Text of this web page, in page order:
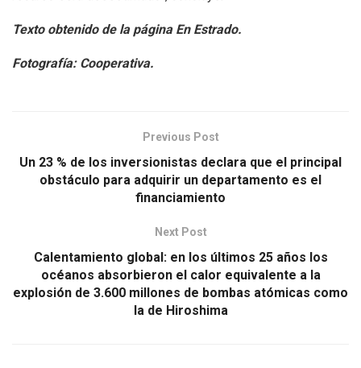
Texto obtenido de la página En Estrado.
Fotografía: Cooperativa.
Previous Post
Un 23 % de los inversionistas declara que el principal
obstáculo para adquirir un departamento es el
financiamiento
Next Post
Calentamiento global: en los últimos 25 años los
océanos absorbieron el calor equivalente a la
explosión de 3.600 millones de bombas atómicas como
la de Hiroshima